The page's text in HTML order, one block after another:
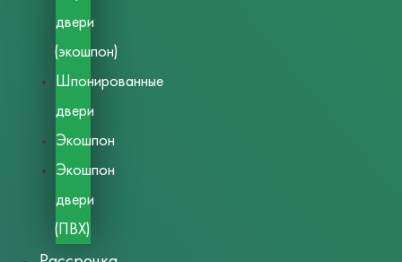
двери
(экошпон)
Шпонированные
двери
Экошпон
Экошпон
двери
(ПВХ)